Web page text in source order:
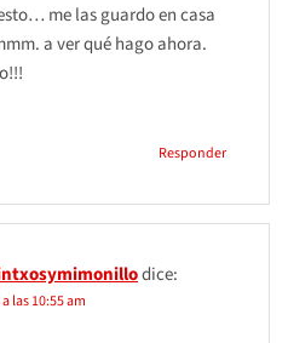
me las guardo en casa
a ver qué hago ahora.
Responder
dice:
las 10:55 am